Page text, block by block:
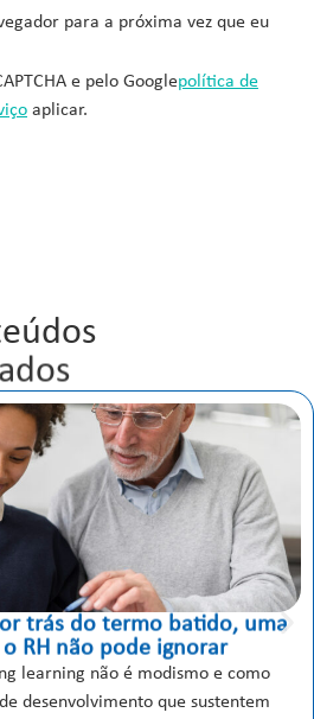
para a próxima vez que eu
e pelo Googlepolítica de
aplicar.
trás do termo batido, uma
RH não pode ignorar
learning não é modismo e como
desenvolvimento que sustentem